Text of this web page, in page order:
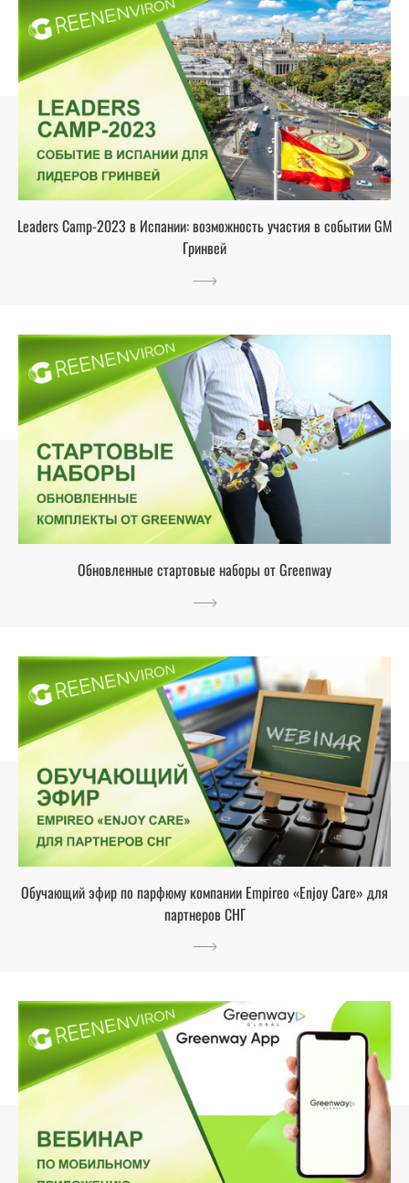
Leaders Camp-2023 в Испании: возможность участия в событии GM
Гринвей
Обновленные стартовые наборы от Greenway
Обучающий эфир по парфюму компании Empireo «Enjoy Care» для
партнеров СНГ